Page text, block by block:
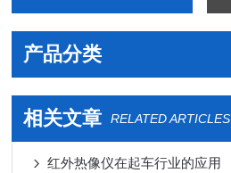
产品分类
相关文章 RELATED ARTICLES
红外热像仪在起车行业的应用